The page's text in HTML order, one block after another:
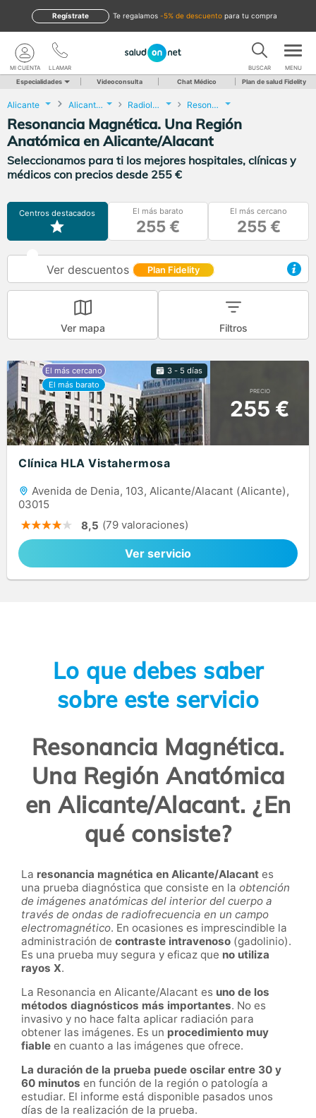
te regalamos -5% de descuento para tu compra
Regístrate
LLAMAR
MI CUENTA BUSCAR MENU
Especialidades Videoconsulta Chat Médico Plan de salud Fidelity
Alicante Alicante/Alacant Radiología Resonancia Magnética. Una Región Anatómica
Resonancia Magnética. Una Región
Anatómica en Alicante/Alacant
Seleccionamos para ti los mejores hospitales, clínicas y
médicos con precios desde 255 €
Centros destacados El más barato
255 €
El más cercano
255 €
Ver descuentos Plan Fidelity
Ver mapa Filtros
3 - 5 días
PRECIO
255 €
Clínica HLA Vistahermosa
Avenida de Denia, 103, Alicante/Alacant (Alicante),
03015
8,5 (79 valoraciones)
Ver servicio
Lo que debes saber
sobre este servicio
Resonancia Magnética.
Una Región Anatómica
en Alicante/Alacant. ¿En
qué consiste?
La resonancia magnética en Alicante/Alacant es
una prueba diagnóstica que consiste en la obtención
de imágenes anatómicas del interior del cuerpo a
través de ondas de radiofrecuencia en un campo
electromagnético. En ocasiones es imprescindible la
administración de contraste intravenoso (gadolinio).
Es una prueba muy segura y eficaz que no utiliza
rayos X.
La Resonancia en Alicante/Alacant es uno de los
métodos diagnósticos más importantes. No es
invasivo y no hace falta aplicar radiación para
obtener las imágenes. Es un procedimiento muy
fiable en cuanto a las imágenes que ofrece.
La duración de la prueba puede oscilar entre 30 y
60 minutos en función de la región o patología a
estudiar. El informe está disponible pasados unos
días de la realización de la prueba.